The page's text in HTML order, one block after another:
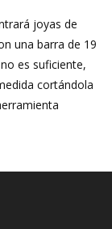
joyas de
una barra de 19
es suficiente,
cortándola